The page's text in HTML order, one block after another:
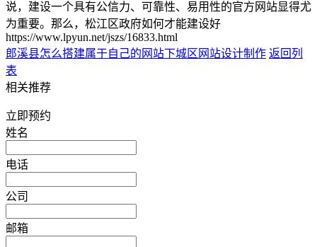
说，建设一个具有公信力、可靠性、易用性的官方网站显得尤
为重要。那么，松江区政府如何才能建设好
https://www.lpyun.net/jszs/16833.html
郎溪县怎么搭建属于自己的网站下城区网站设计制作 返回列
表
相关推荐
立即预约
姓名
电话
公司
邮箱